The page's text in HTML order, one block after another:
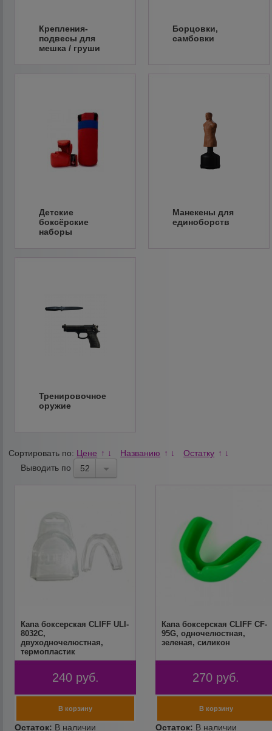
Крепления-
подвесы для
мешка / груши
Борцовки,
самбовки
Детские
боксёрские
наборы
Манекены для
единоборств
Тренировочное
оружие
Сортировать по: Цене ↑ ↓ Названию ↑ ↓ Остатку ↑ ↓
Выводить по 52
Капа боксерская CLIFF ULI-
8032С,
двуходночелюстная,
термопластик
240 руб.
Капа боксерская CLIFF CF-
95G, одночелюстная,
зеленая, силикон
270 руб.